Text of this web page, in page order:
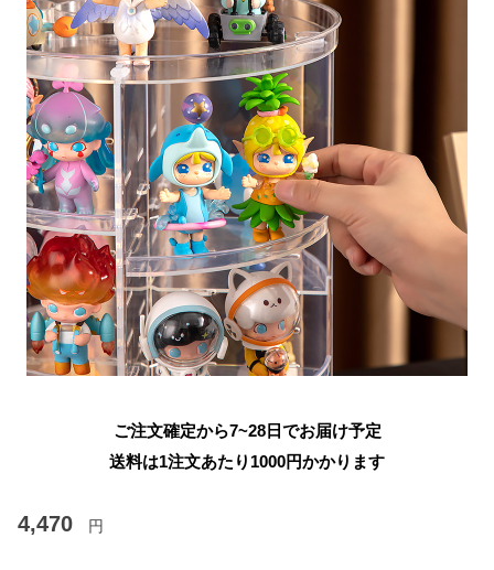
ご注文確定から7~28日でお届け予定
送料は1注文あたり 1000円かかります
4,470 円